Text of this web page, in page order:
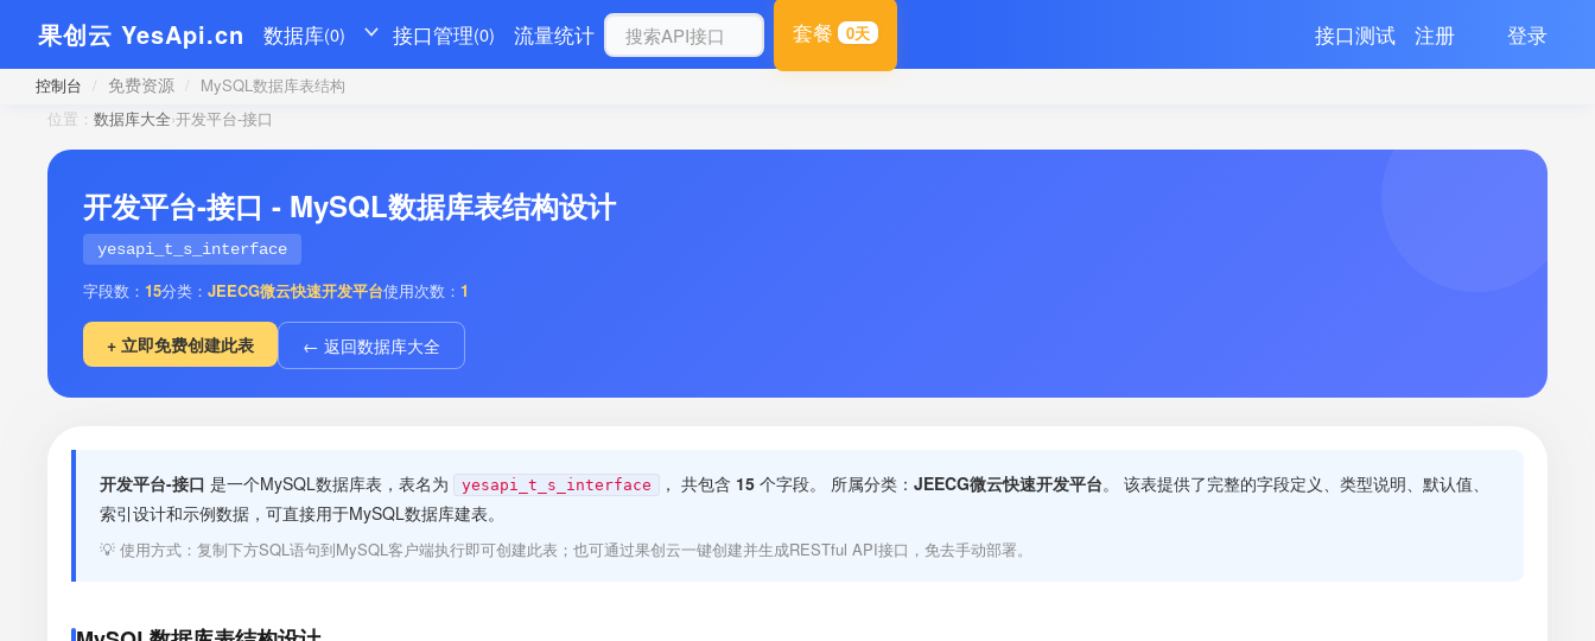
果创云 YesApi.cn 数据库(0) 接口管理(0) 流量统计 套餐 0天 接口测试 注册 登录
控制台 / 免费资源 / MySQL数据库表结构
位置： 数据库大全›开发平台-接口
开发平台-接口 - MySQL数据库表结构设计
yesapi_t_s_interface
字段数： 15分类： JEECG微云快速开发平台使用次数： 1
+ 立即免费创建此表 ← 返回数据库大全
开发平台-接口 是一个MySQL数据库表，表名为 yesapi_t_s_interface ， 共包含 15 个字段。 所属分类： JEECG微云快速开发平台。 该表提供了完整的字段定义、类型说明、默认值、
索引设计和示例数据，可直接用于MySQL数据库建表。
💡 使用方式：复制下方SQL语句到MySQL客户端执行即可创建此表；也可通过果创云一键创建并生成RESTful API接口，免去手动部署。